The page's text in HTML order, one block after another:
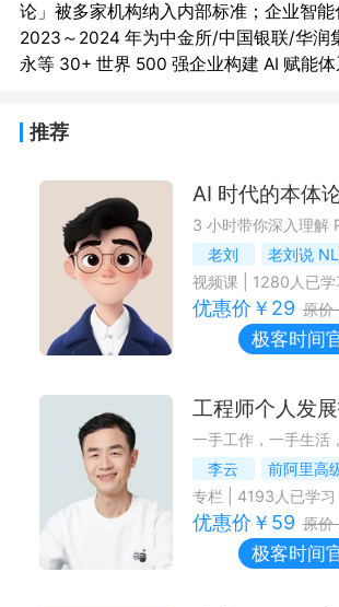
论」被多家机构纳入内部标准；企业智能
2023～2024 年为中金所/中国银联/华润
推荐
AI 时代的本体
3 小时带你深入理解
老刘
视频课| 1280人已学
优惠价￥ 29 原价
极客时间
工程师个人发
一手工作，一手生活
李云
专栏
4193 人已学习
优惠价￥ 59 原价
极客时间